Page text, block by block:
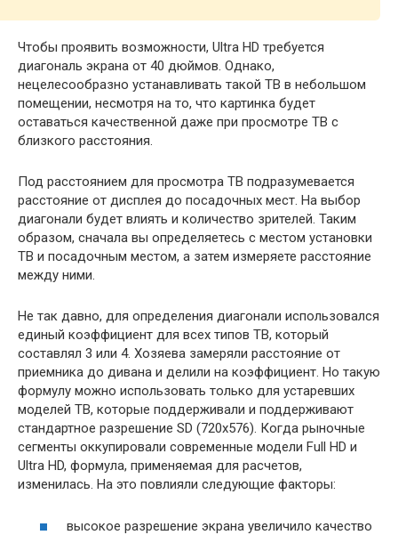
Чтобы проявить возможности, Ultra HD требуется
диагональ экрана от 40 дюймов. Однако,
нецелесообразно устанавливать такой ТВ в небольшом
помещении, несмотря на то, что картинка будет
оставаться качественной даже при просмотре ТВ с
близкого расстояния.
Под расстоянием для просмотра ТВ подразумевается
расстояние от дисплея до посадочных мест. На выбор
диагонали будет влиять и количество зрителей. Таким
образом, сначала вы определяетесь с местом установки
ТВ и посадочным местом, а затем измеряете расстояние
между ними.
Не так давно, для определения диагонали использовался
единый коэффициент для всех типов ТВ, который
составлял 3 или 4. Хозяева замеряли расстояние от
приемника до дивана и делили на коэффициент. Но такую
формулу можно использовать только для устаревших
моделей ТВ, которые поддерживали и поддерживают
стандартное разрешение SD (720х576). Когда рыночные
сегменты оккупировали современные модели Full HD и
Ultra HD, формула, применяемая для расчетов,
изменилась. На это повлияли следующие факторы:
высокое разрешение экрана увеличило качество